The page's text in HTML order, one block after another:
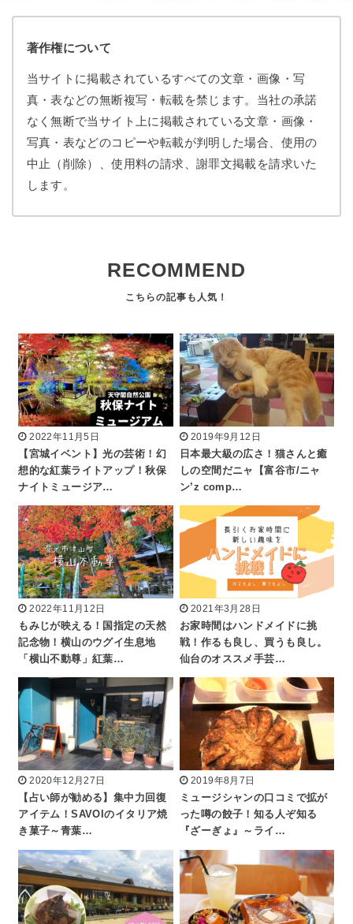
著作権について
当サイトに掲載されているすべての文章・画像・写
真・表などの無断複写・転載を禁じます。当社の承諾
なく無断で当サイト上に掲載されている文章・画像・
写真・表などのコピーや転載が判明した場合、使用の
中止（削除）、使用料の請求、謝罪文掲載を請求いた
します。
RECOMMEND
2022年11月5日
【宮城イベント】光の芸術！幻
想的な紅葉ライトアップ！秋保
ナイトミュージア…
2019年9月12日
日本最大級の広さ！猫さんと癒
しの空間だニャ【富谷市/ニャ
ン’z comp…
2022年11月12日
もみじが映える！国指定の天然
記念物！横山のウグイ生息地
「横山不動尊」紅葉…
2021年3月28日
お家時間はハンドメイドに挑
戦！作るも良し、買うも良し。
仙台のオススメ手芸…
2020年12月27日
【占い師が勧める】集中力回復
アイテム！SAVOIのイタリア焼
き菓子～青葉…
2019年8月7日
ミュージシャンの口コミで拡が
った噂の餃子！知る人ぞ知る
『ざーぎょ』～ライ…